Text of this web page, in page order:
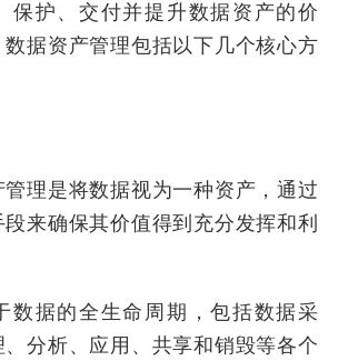
保护、交付并提升数据资产的价
据资产管理包括以下几个核心方
理是将数据视为一种资产，通过
来确保其价值得到充分发挥和利
数据的全生命周期，包括数据采
分析、应用、共享和销毁等各个